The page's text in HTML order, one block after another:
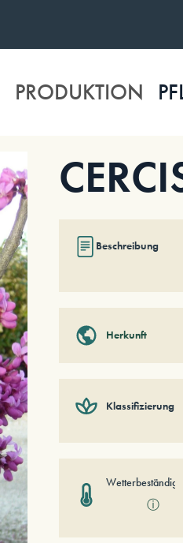
PRODUKTION
Beschreibung
Herkunft
Klassifizierung
ⓘ